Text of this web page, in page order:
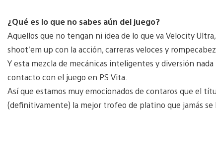
¿Qué es lo que no sabes aún del juego?
Aquellos que no tengan ni idea de lo que va Velocity
shoot’em up con la acción, carreras veloces y
Y esta mezcla de mecánicas inteligentes y diversión
contacto con el juego en PS Vita.
Así que estamos muy emocionados de contaros que el
(definitivamente) la mejor trofeo de platino que jamás se